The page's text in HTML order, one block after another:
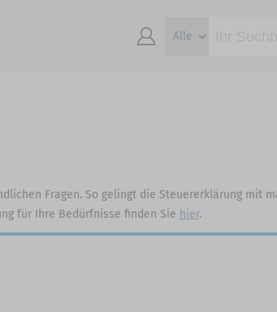
Fragen. So gelingt die Steuererklärung mit
für Ihre Bedürfnisse finden Sie hier.